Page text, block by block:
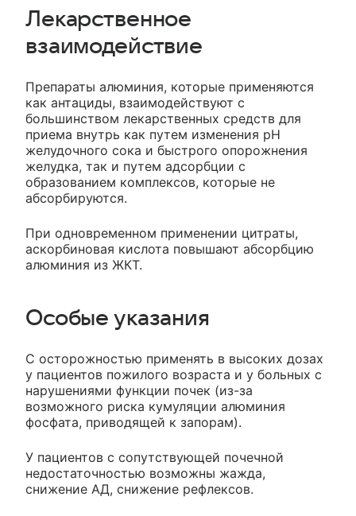
Лекарственное
взаимодействие
Препараты алюминия, которые применяются
как антациды, взаимодействуют с
большинством лекарственных средств для
приема внутрь как путем изменения pH
желудочного сока и быстрого опорожнения
желудка, так и путем адсорбции с
образованием комплексов, которые не
абсорбируются.
При одновременном применении цитраты,
аскорбиновая кислота повышают абсорбцию
алюминия из ЖКТ.
Особые указания
С осторожностью применять в высоких дозах
у пациентов пожилого возраста и у больных с
нарушениями функции почек (из-за
возможного риска кумуляции алюминия
фосфата, приводящей к запорам).
У пациентов с сопутствующей почечной
недостаточностью возможны жажда,
снижение АД, снижение рефлексов.